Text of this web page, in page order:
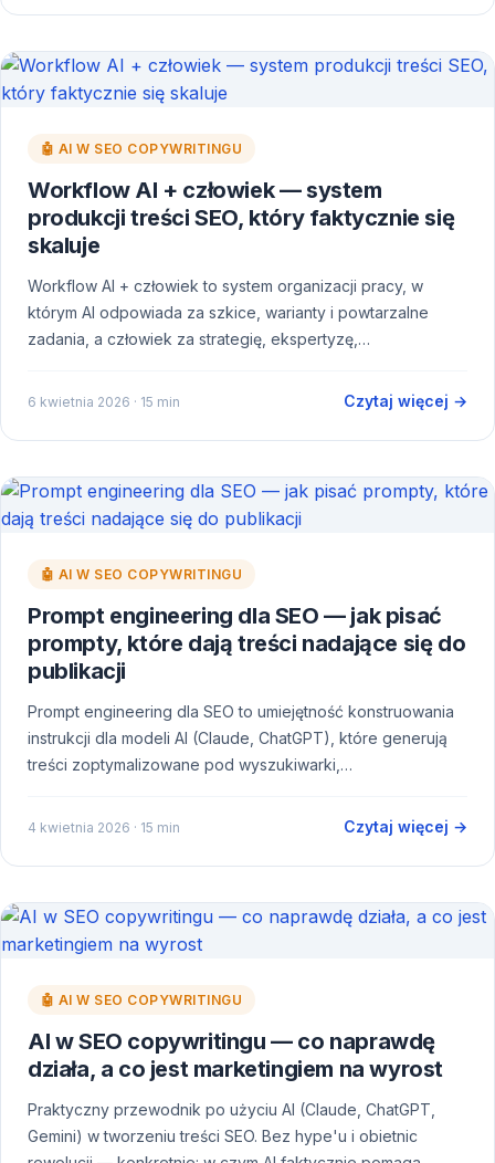
🤖 AI W SEO COPYWRITINGU
Workflow AI + człowiek — system
produkcji treści SEO, który faktycznie się
skaluje
Workflow AI + człowiek to system organizacji pracy, w
którym AI odpowiada za szkice, warianty i powtarzalne
zadania, a człowiek za strategię, ekspertyzę,…
6 kwietnia 2026 · 15 min Czytaj więcej →
🤖 AI W SEO COPYWRITINGU
Prompt engineering dla SEO — jak pisać
prompty, które dają treści nadające się do
publikacji
Prompt engineering dla SEO to umiejętność konstruowania
instrukcji dla modeli AI (Claude, ChatGPT), które generują
treści zoptymalizowane pod wyszukiwarki,…
4 kwietnia 2026 · 15 min Czytaj więcej →
🤖 AI W SEO COPYWRITINGU
AI w SEO copywritingu — co naprawdę
działa, a co jest marketingiem na wyrost
Praktyczny przewodnik po użyciu AI (Claude, ChatGPT,
Gemini) w tworzeniu treści SEO. Bez hype'u i obietnic